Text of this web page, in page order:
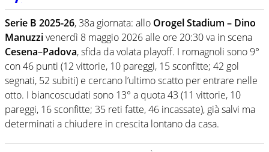
appassionato su tutto il mondo dello sport. Calcio,
calciomercato, F1, Motomondiale ma anche tennis,
volley, basket: su Virgilio Sport i tifosi e gli appassionati
sanno che troveranno sempre copertura completa e
zero faziosità. La squadra di Virgilio Sport è formata da
giornalisti ed esperti di sport abili sia nel gioco di
rimessa quando intercettano le notizie e le rilanciano
verso la rete, sia nella costruzione dal basso quando
creano contenuti 100% originali ed esclusivi.
Serie B 2025-26, 38a giornata: allo Orogel Stadium – Dino
Manuzzivenerdì 8 maggio 2026 alle ore 20:30 va in scena
Cesena–Padova, sfida da volata playoff. I romagnoli sono 9°
con 46 punti (12 vittorie, 10 pareggi, 15 sconfitte; 42 gol
segnati, 52 subiti) e cercano l’ultimo scatto per entrare nelle
otto. I biancoscudati sono 13° a quota 43 (11 vittorie, 10
pareggi, 16 sconfitte; 35 reti fatte, 46 incassate), già salvi ma
determinati a chiudere in crescita lontano da casa.